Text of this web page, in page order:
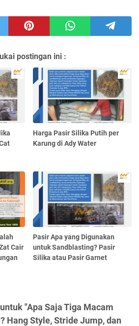
postingan ini :
Harga Pasir Silika Putih per
Karung di Ady Water
Cair
Pasir Apa yang Digunakan
untuk Sandblasting? Pasir
Silika atau Pasir Garnet
"Apa Saja Tiga Macam
Hang Style, Stride Jump, dan